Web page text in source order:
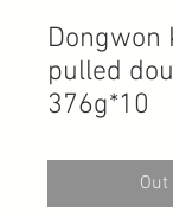
Dongwon
pulled
376g*10